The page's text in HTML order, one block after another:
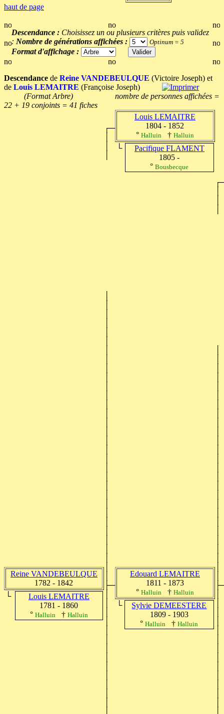
haut de page
Descendance : Choisissez un ou plusieurs critères puis validez
: Nombre de générations affichées : Optinum = 5
Format d'affichage :
Descendance de Reine VANDEBEULQUE (Victoire Joseph) et
de Louis LEMAITRE (Françoise Joseph)
(Format Arbre) nombre de personnes affichées =
22 + 19 conjoints = 41 fiches
Reine VANDEBEULQUE
1782 - 1842
└
Louis LEMAITRE
1781 - 1860
° Halluin † Halluin
┌─
Louis LEMAITRE
1804 - 1852
° Halluin † Halluin
└
Pacifique FLAMENT
1805 -
°Bousbecque
├─
Edouard LEMAITRE
1811 - 1873
° Halluin † Halluin
└
Sylvie DEMEESTERE
1809 - 1903
°Halluin †Halluin